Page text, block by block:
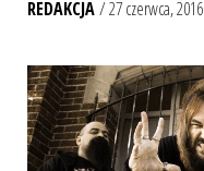
REDAKCJA/ 27 czerwca, 2016